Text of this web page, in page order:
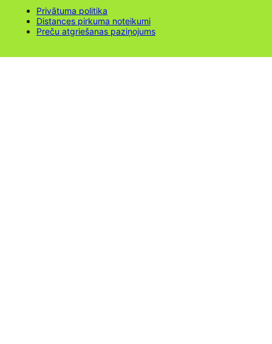
Privātuma politika
Distances pirkuma noteikumi
Preču atgriešanas paziņojums